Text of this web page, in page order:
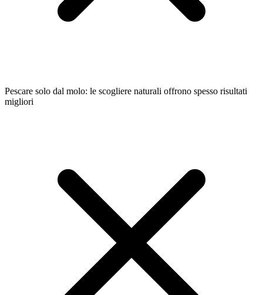
Pescare solo dal molo: le scogliere naturali offrono spesso risultati
migliori